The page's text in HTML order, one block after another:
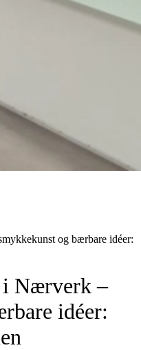
og bærbare idéer:
i Nærverk–
idéer: